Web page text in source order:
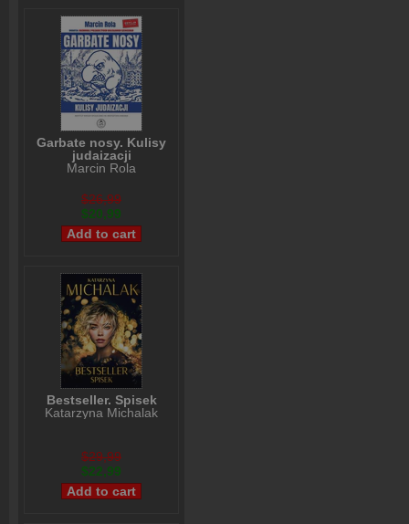
Garbate nosy. Kulisy
judaizacji
Marcin Rola
$26,99
$20,99
Bestseller. Spisek
Katarzyna Michalak
$29,99
$22,99